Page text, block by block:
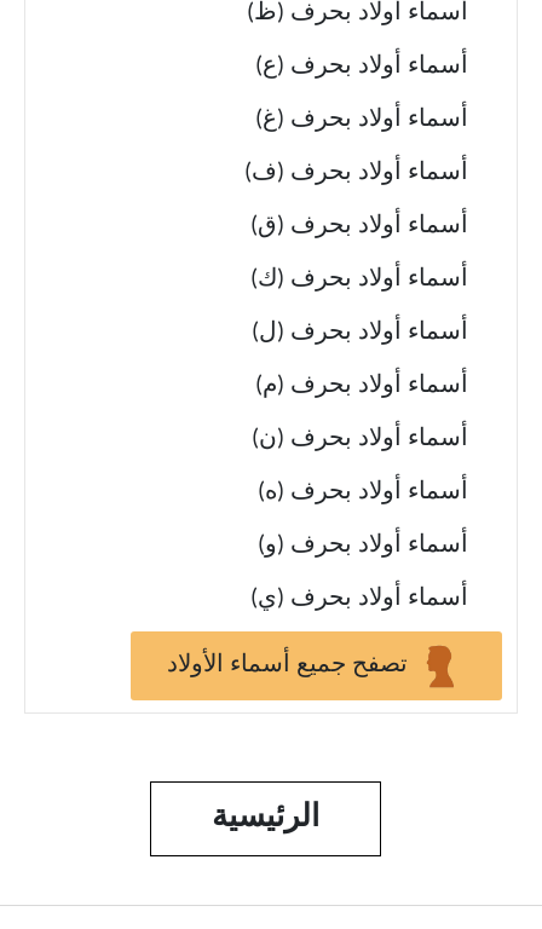
أسماء أولاد بحرف (ظ)
أسماء أولاد بحرف (ع)
أسماء أولاد بحرف (غ)
أسماء أولاد بحرف (ف)
أسماء أولاد بحرف (ق)
أسماء أولاد بحرف (ك)
أسماء أولاد بحرف (ل)
أسماء أولاد بحرف (م)
أسماء أولاد بحرف (ن)
أسماء أولاد بحرف (ه)
أسماء أولاد بحرف (و)
أسماء أولاد بحرف (ي)
تصفح جميع أسماء الأولاد
الرئيسية